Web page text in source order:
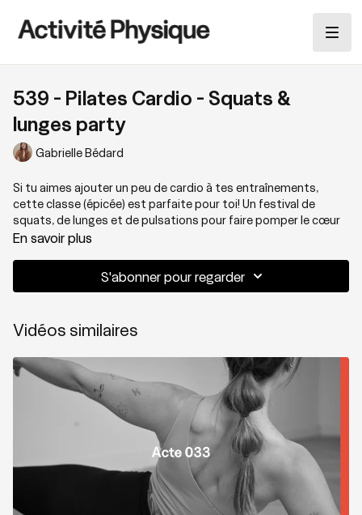
539 - Pilates Cardio - Squats &
lunges party
Gabrielle Bédard
Si tu aimes ajouter un peu de cardio à tes entraînements,
cette classe (épicée) est parfaite pour toi! Un festival de
squats, de lunges et de pulsations pour faire pomper le cœur
un peu plus qu'à l'habitude. Une classe à faire avec une bonne
Thématique : Cardio Pilates
Niveau : 2
Zones sollicitées : Jambes, fessiers et abdominaux
Pulse more
En savoir plus
S'abonner pour regarder
Vidéos similaires